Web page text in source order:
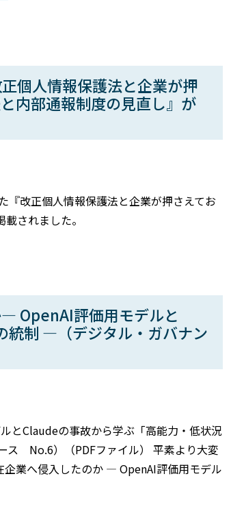
個人情報保護法と企業が押
内部通報制度の見直し』が
『改正個人情報保護法と企業が押さえてお
されました。
OpenAI評価用モデルと
統制 ―（デジタル・ガバナン
とClaudeの事故から学ぶ「高能力・低状況
ス No.6）（PDFファイル） 平素より大変
企業へ侵入したのか ― OpenAI評価用モデル